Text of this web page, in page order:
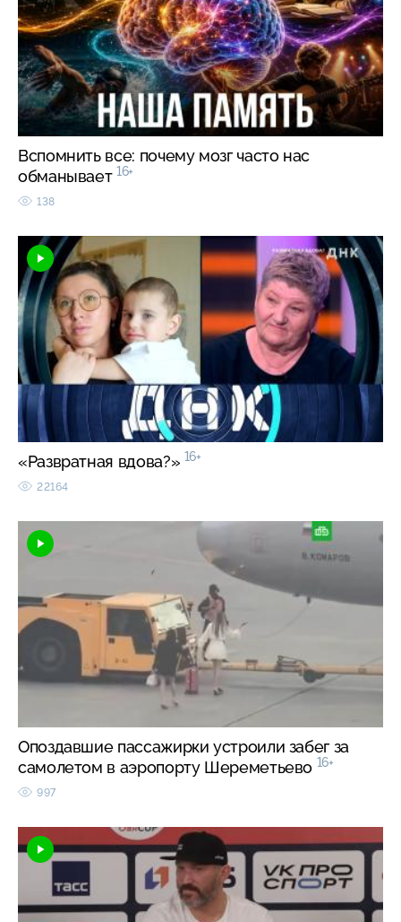
Вспомнить все: почему мозг часто нас
обманывает 16+
138
«Развратная вдова?» 16+
22164
Опоздавшие пассажирки устроили забег за
самолетом в аэропорту Шереметьево 16+
997